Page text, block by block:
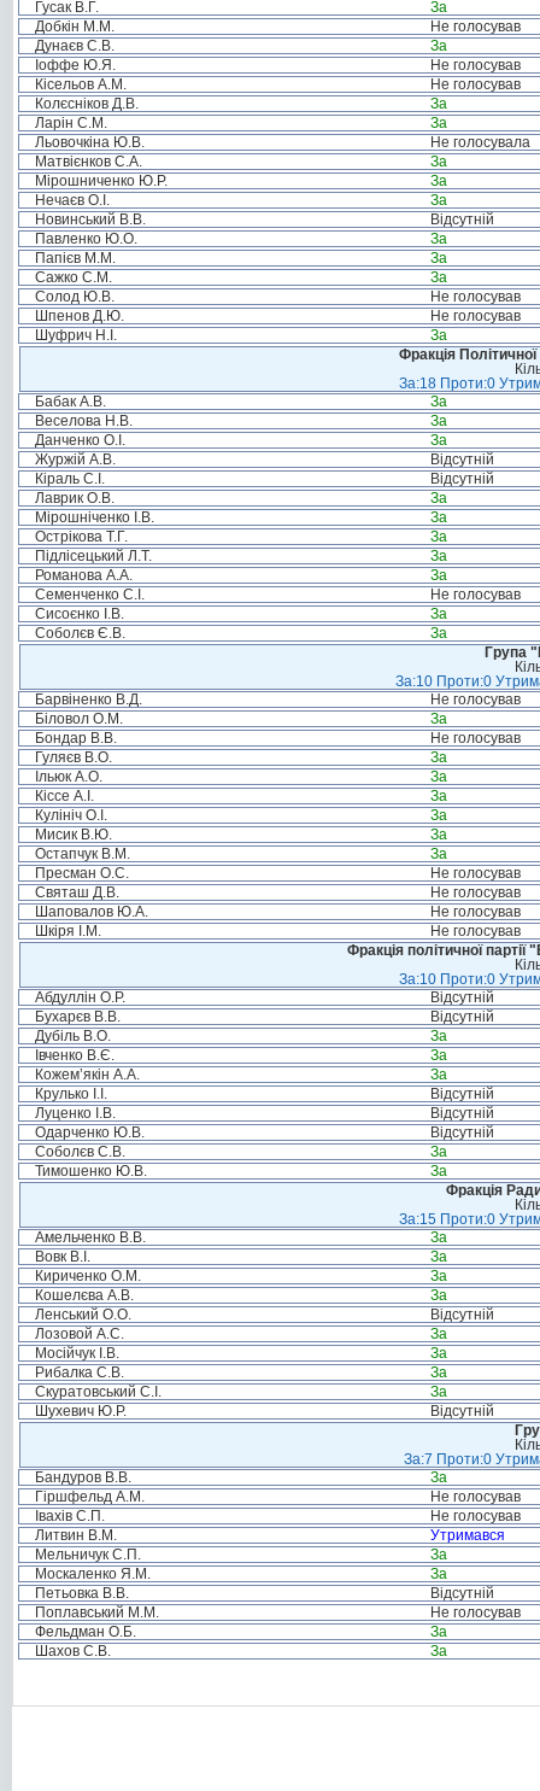
Гусак В.Г.
За
Добкін М.М.
Не голосував
Дунаєв С.В.
За
Іоффе Ю.Я.
Не голосував
Кісельов А.М.
Не голосував
Колєсніков Д.В.
За
Ларін С.М.
За
Льовочкіна Ю.В.
Не голосувала
Матвієнков С.А.
За
Мірошниченко Ю.Р.
За
Нечаєв О.І.
За
Новинський В.В.
Відсутній
Павленко Ю.О.
За
Папієв М.М.
За
Сажко С.М.
За
Солод Ю.В.
Не голосував
Шпенов Д.Ю.
Не голосував
Шуфрич Н.І.
За
Фракція
За:18 Проти:0
Бабак А.В.
За
Веселова Н.В.
За
Данченко О.І.
За
Журжій А.В.
Відсутній
Кіраль С.І.
Відсутній
Лаврик О.В.
За
Мірошніченко І.В.
За
Острікова Т.Г.
За
Підлісецький Л.Т.
За
Романова А.А.
За
Семенченко С.І.
Не голосував
Сисоєнко І.В.
За
Соболєв Є.В.
За
Група
За:10 Проти:0
Барвіненко В.Д.
Не голосував
Біловол О.М.
За
Бондар В.В.
Не голосував
Гуляєв В.О.
За
Ільюк А.О.
За
Кіссе А.І.
За
Кулініч О.І.
За
Мисик В.Ю.
За
Остапчук В.М.
За
Пресман О.С.
Не голосував
Святаш Д.В.
Не голосував
Шаповалов Ю.А.
Не голосував
Шкіря І.М.
Не голосував
Фракція політичної
За:10 Проти:0
Абдуллін О.Р.
Відсутній
Бухарєв В.В.
Відсутній
Дубіль В.О.
За
Івченко В.Є.
За
Кожем’якін А.А.
За
Крулько І.І.
Відсутній
Луценко І.В.
Відсутній
Одарченко Ю.В.
Відсутній
Соболєв С.В.
За
Тимошенко Ю.В.
За
Фракція
За:15 Проти:0
Амельченко В.В.
За
Вовк В.І.
За
Кириченко О.М.
За
Кошелєва А.В.
За
Ленський О.О.
Відсутній
Лозовой А.С.
За
Мосійчук І.В.
За
Рибалка С.В.
За
Скуратовський С.І.
За
Шухевич Ю.Р.
Відсутній
За:7 Проти:0
Бандуров В.В.
За
Гіршфельд А.М.
Не голосував
Івахів С.П.
Не голосував
Литвин В.М.
Утримався
Мельничук С.П.
За
Москаленко Я.М.
За
Петьовка В.В.
Відсутній
Поплавський М.М.
Не голосував
Фельдман О.Б.
За
Шахов С.В.
За